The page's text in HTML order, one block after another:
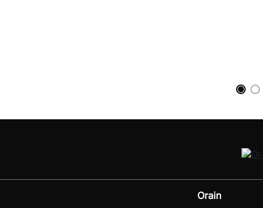
Orain